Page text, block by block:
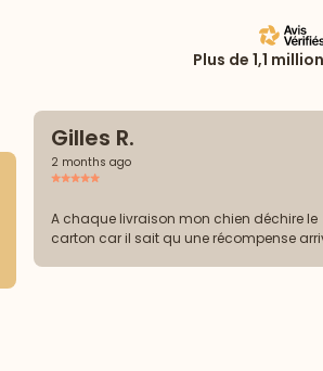
Plus de 1,1
Gilles R.
2 months ago
A chaque livraison mon chien déchire le
carton car il sait qu une récompense